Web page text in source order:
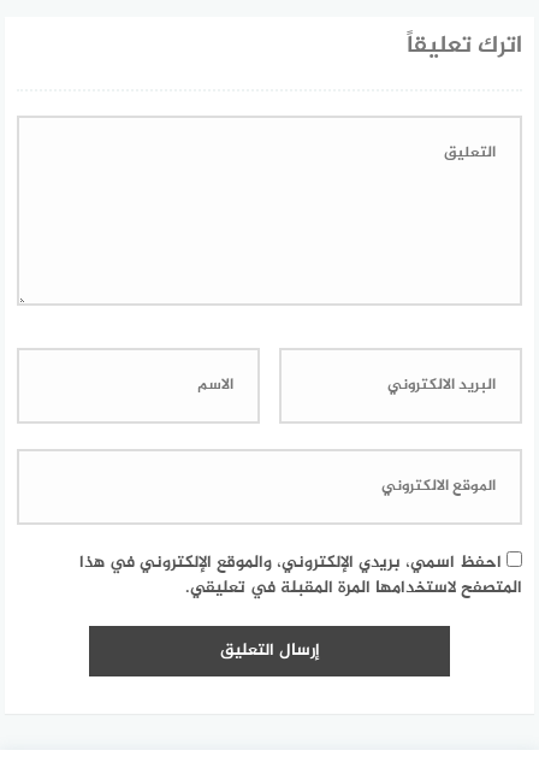
اترك تعليقاً
احفظ اسمي، بريدي الإلكتروني، والموقع الإلكتروني في هذا
المتصفح لاستخدامها المرة المقبلة في تعليقي.